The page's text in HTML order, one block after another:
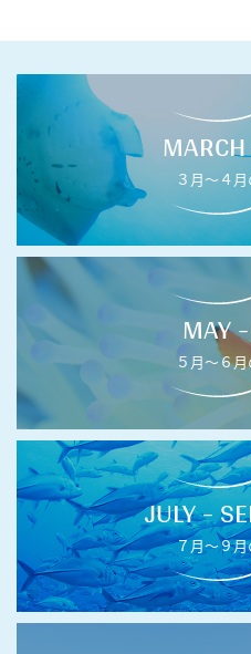
３月〜４
MAY
５月〜６
JULY -
７月〜９